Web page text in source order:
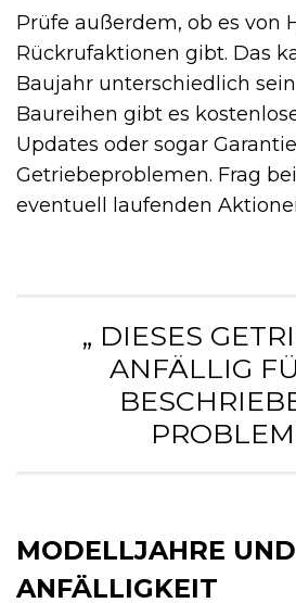
Prüfe außerdem, ob es von
Rückrufaktionen gibt. Das
Baujahr unterschiedlich
Baureihen gibt es
Updates oder sogar
Getriebeproblemen. Frag
eventuell laufenden
„ DIESES
ANFÄLLIG
MODELLJAHRE
ANFÄLLIGKEIT